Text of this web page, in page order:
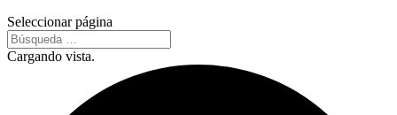
Seleccionar página
Cargando vista.